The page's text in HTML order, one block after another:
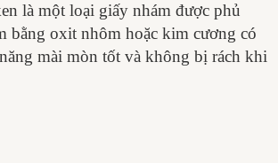
là một loại giấy nhám được phủ
bằng oxit nhôm hoặc kim cương có
mài mòn tốt và không bị rách khi